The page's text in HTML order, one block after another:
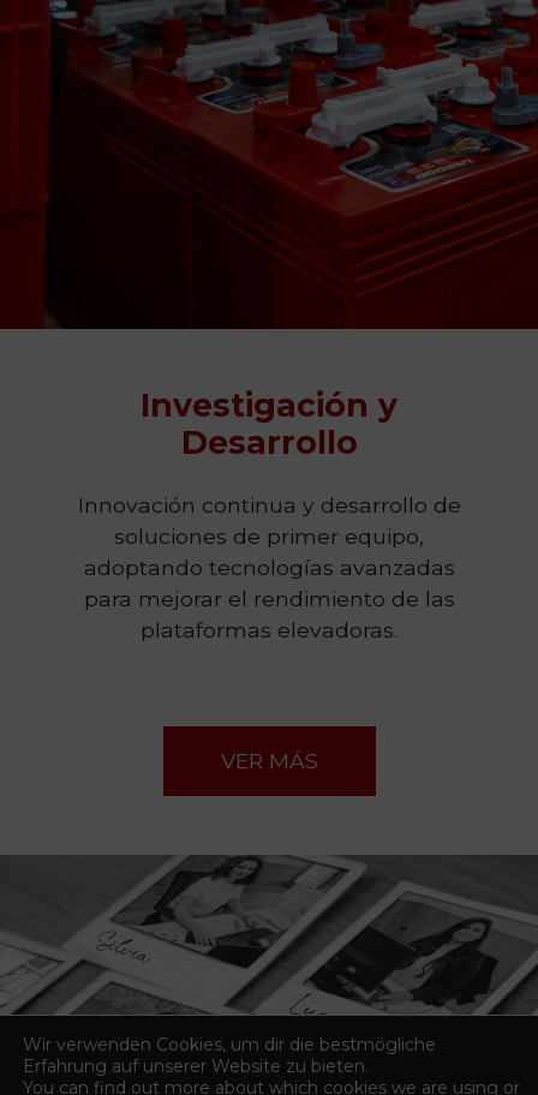
Investigación y
Desarrollo
Innovación continua y desarrollo de
soluciones de primer equipo,
adoptando tecnologías avanzadas
para mejorar el rendimiento de las
plataformas elevadoras.
VER MÁS
Wir verwenden Cookies, um dir die bestmögliche
Erfahrung auf unserer Website zu bieten.
You can find out more about which cookies we are using or